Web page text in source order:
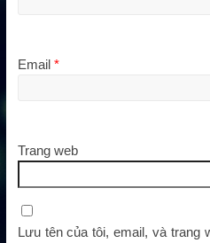
Email *
Trang web
Lưu tên của tôi, email, và trang